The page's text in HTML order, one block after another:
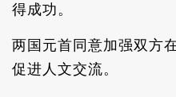
得成功。
两国元首同意加强双方
促进人文交流。